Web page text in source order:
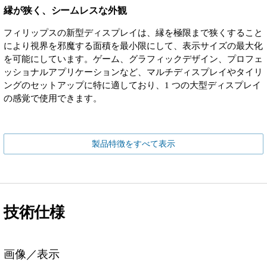
縁が狭く、シームレスな外観
フィリップスの新型ディスプレイは、縁を極限まで狭くすること
により視界を邪魔する面積を最小限にして、表示サイズの最大化
を可能にしています。ゲーム、グラフィックデザイン、プロフェ
ッショナルアプリケーションなど、マルチディスプレイやタイリ
ングのセットアップに特に適しており、1 つの大型ディスプレイ
の感覚で使用できます。
製品特徴をすべて表示
技術仕様
画像／表示